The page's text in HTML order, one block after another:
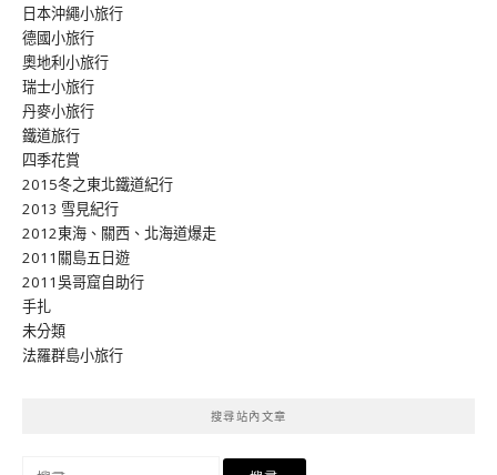
日本沖繩小旅行
德國小旅行
奧地利小旅行
瑞士小旅行
丹麥小旅行
鐵道旅行
四季花賞
2015冬之東北鐵道紀行
2013 雪見紀行
2012東海、關西、北海道爆走
2011關島五日遊
2011吳哥窟自助行
手扎
未分類
法羅群島小旅行
搜尋站內文章